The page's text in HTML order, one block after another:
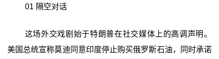
01 隔空对话
这场外交戏剧始于特朗普在社交媒体上的高调声明。
美国总统宣称莫迪同意印度停止购买俄罗斯石油，同时承诺